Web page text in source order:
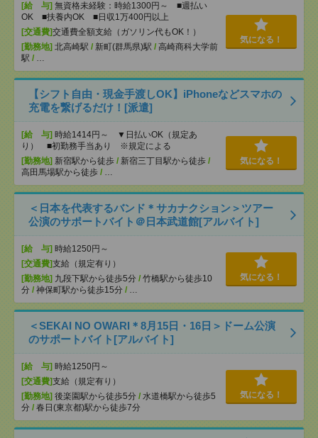
[給 与] 無資格未経験：時給1300円～ ■週払い
OK ■扶養内OK ■日収1万400円以上
[交通費]交通費全額支給（ガソリン代もOK！）
[勤務地] 北高崎駅 / 新町(群馬県)駅 / 高崎商科大学前
駅 / …
気になる！
【シフト自由・現金手渡しOK】iPhoneなどスマホの
充電を繋げるだけ！[派遣]
[給 与] 時給1414円～ ▼日払いOK（規定あ
り） ■初勤務手当あり ※規定による
[勤務地] 新宿駅から徒歩 / 新宿三丁目駅から徒歩 /
高田馬場駅から徒歩 / …
気になる！
＜日本を代表するバンド＊サカナクション＞ツアー
公演のサポートバイト＠日本武道館[アルバイト]
[給 与] 時給1250円～
[交通費]支給（規定有り）
[勤務地] 九段下駅から徒歩5分 / 竹橋駅から徒歩10
分 / 神保町駅から徒歩15分 / …
気になる！
＜SEKAI NO OWARI＊8月15日・16日＞ドーム公演
のサポートバイト[アルバイト]
[給 与] 時給1250円～
[交通費]支給（規定有り）
[勤務地] 後楽園駅から徒歩5分 / 水道橋駅から徒歩5
分 / 春日(東京都)駅から徒歩7分
気になる！